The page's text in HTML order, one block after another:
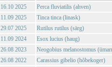
16.10 2025
Perca fluviatilis (ahven)
11.09 2025
Tinca tinca (linask)
29.07 2025
Rutilus rutilus (särg)
11.09 2024
Esox lucius (haug)
26.08 2023
Neogobius melanostomus
26.08 2022
Carassius gibelio (hõbekoger)